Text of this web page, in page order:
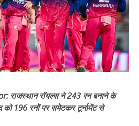
राजस्थान रॉयल्स ने 243 रन बनाने के
को 196 रनों पर समेटकर टूर्नामेंट से